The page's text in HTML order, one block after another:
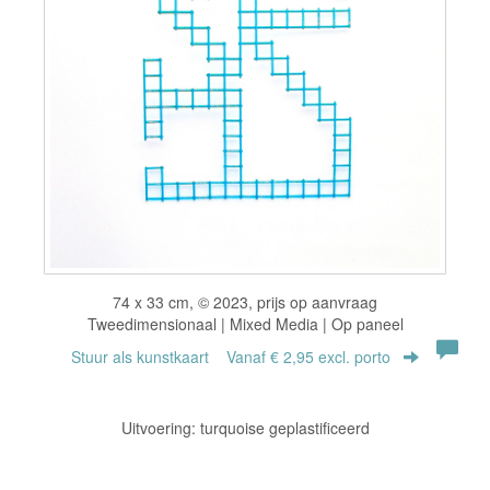
74 x 33 cm, © 2023, prijs op aanvraag
Tweedimensionaal | Mixed Media | Op paneel
Stuur als kunstkaart Vanaf € 2,95 excl. porto
Uitvoering: turquoise geplastificeerd